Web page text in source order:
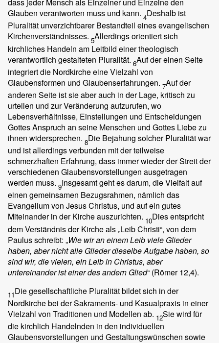
dass jeder Mensch als Einzelner und Einzelne den
Glauben verantworten muss und kann. 4Deshalb ist
Pluralität unverzichtbarer Bestandteil eines evangelischen
Kirchenverständnisses. 5Allerdings orientiert sich
kirchliches Handeln am Leitbild einer theologisch
verantwortlich gestalteten Pluralität. 6Auf der einen Seite
integriert die Nordkirche eine Vielzahl von
Glaubensformen und Glaubenserfahrungen. 7Auf der
anderen Seite ist sie aber auch in der Lage, kritisch zu
urteilen und zur Veränderung aufzurufen, wo
Lebensverhältnisse, Einstellungen und Entscheidungen
Gottes Anspruch an seine Menschen und Gottes Liebe zu
ihnen widersprechen. 8Die Bejahung solcher Pluralität war
und ist allerdings verbunden mit der teilweise
schmerzhaften Erfahrung, dass immer wieder der Streit der
verschiedenen Glaubensvorstellungen ausgetragen
werden muss. 9Insgesamt geht es darum, die Vielfalt auf
einen gemeinsamen Bezugsrahmen, nämlich das
Evangelium von Jesus Christus, und auf ein gutes
Miteinander in der Kirche auszurichten. 10Dies entspricht
dem Verständnis der Kirche als „Leib Christi“, von dem
Paulus schreibt: „Wie wir an einem Leib viele Glieder
haben, aber nicht alle Glieder dieselbe Aufgabe haben, so
sind wir, die vielen, ein Leib in Christus, aber
untereinander ist einer des andern Glied“ (Römer 12,4).
11Die gesellschaftliche Pluralität bildet sich in der
Nordkirche bei der Sakraments- und Kasualpraxis in einer
Vielzahl von Traditionen und Modellen ab. 12Sie wird für
die kirchlich Handelnden in den individuellen
Glaubensvorstellungen und Gestaltungswünschen sowie